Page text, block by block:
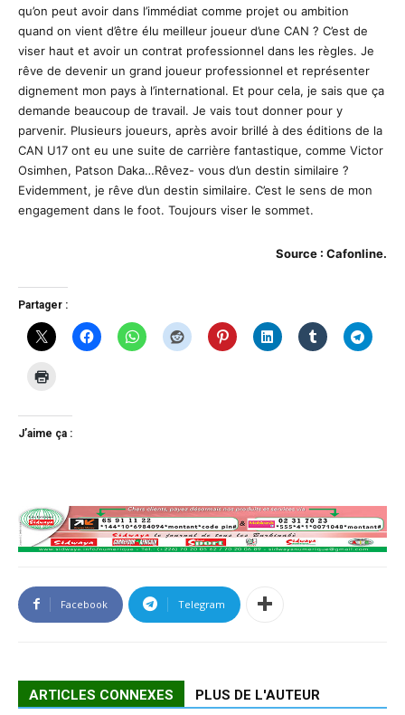
qu’on peut avoir dans l’immédiat comme projet ou ambition
quand on vient d’être élu meilleur joueur d’une CAN ? C’est de
viser haut et avoir un contrat professionnel dans les règles. Je
rêve de devenir un grand joueur professionnel et représenter
dignement mon pays à l’international. Et pour cela, je sais que ça
demande beaucoup de travail. Je vais tout donner pour y
parvenir. Plusieurs joueurs, après avoir brillé à des éditions de la
CAN U17 ont eu une suite de carrière fantastique, comme Victor
Osimhen, Patson Daka…Rêvez- vous d’un destin similaire ?
Evidemment, je rêve d’un destin similaire. C’est le sens de mon
engagement dans le foot. Toujours viser le sommet.
Source : Cafonline.
Partager :
J’aime ça :
Facebook Telegram
ARTICLES CONNEXES PLUS DE L'AUTEUR